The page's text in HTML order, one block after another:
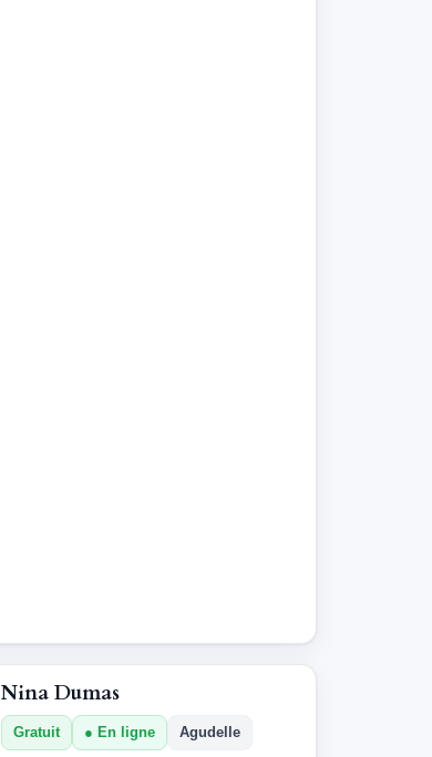
Nina Dumas
Gratuit En ligne Agudelle